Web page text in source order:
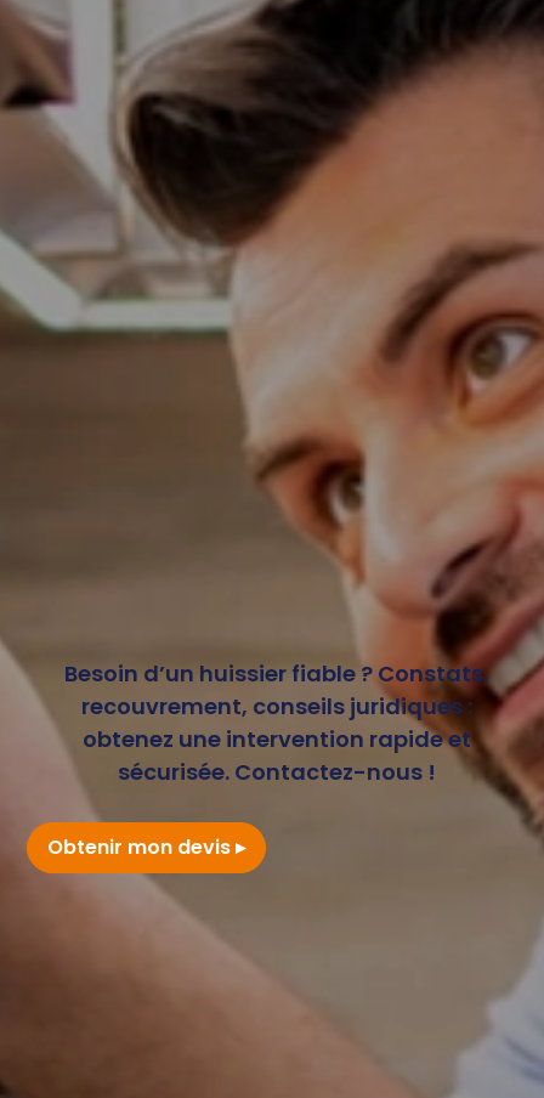
Besoin d’un huissier fiable ? Constats,
recouvrement, conseils juridiques :
obtenez une intervention rapide et
sécurisée. Contactez-nous !
Obtenir mon devis